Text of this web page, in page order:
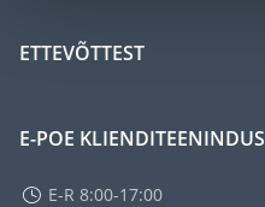
ETTEVÕTTEST
E-POE KLIENDITEENINDUS
E-R 8:00-17:00